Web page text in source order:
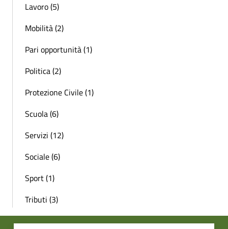
Lavoro (5)
Mobilità (2)
Pari opportunità (1)
Politica (2)
Protezione Civile (1)
Scuola (6)
Servizi (12)
Sociale (6)
Sport (1)
Tributi (3)